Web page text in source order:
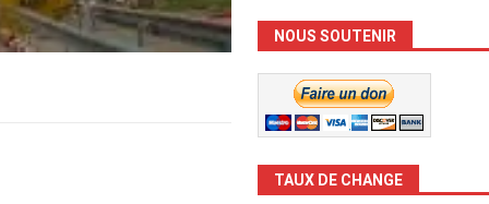
NOUS SOUTENIR
TAUX DE CHANGE